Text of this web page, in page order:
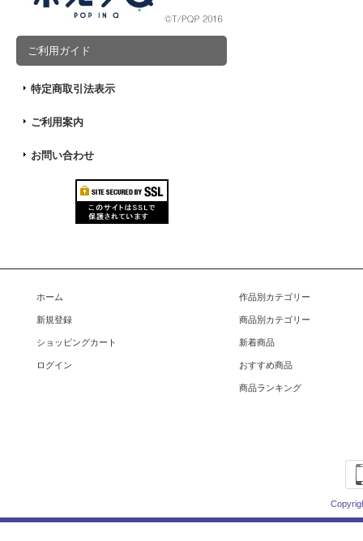
ご利用ガイド
特定商取引法表示
ご利用案内
お問い合わせ
ホーム
新規登録
ショッピングカート
ログイン
作品別カテゴリー
商品別カテゴリー
新着商品
おすすめ商品
商品ランキング